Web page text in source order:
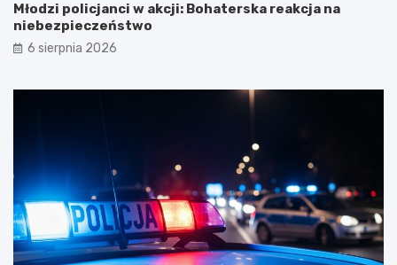
Młodzi policjanci w akcji: Bohaterska reakcja na
niebezpieczeństwo
6 sierpnia 2026